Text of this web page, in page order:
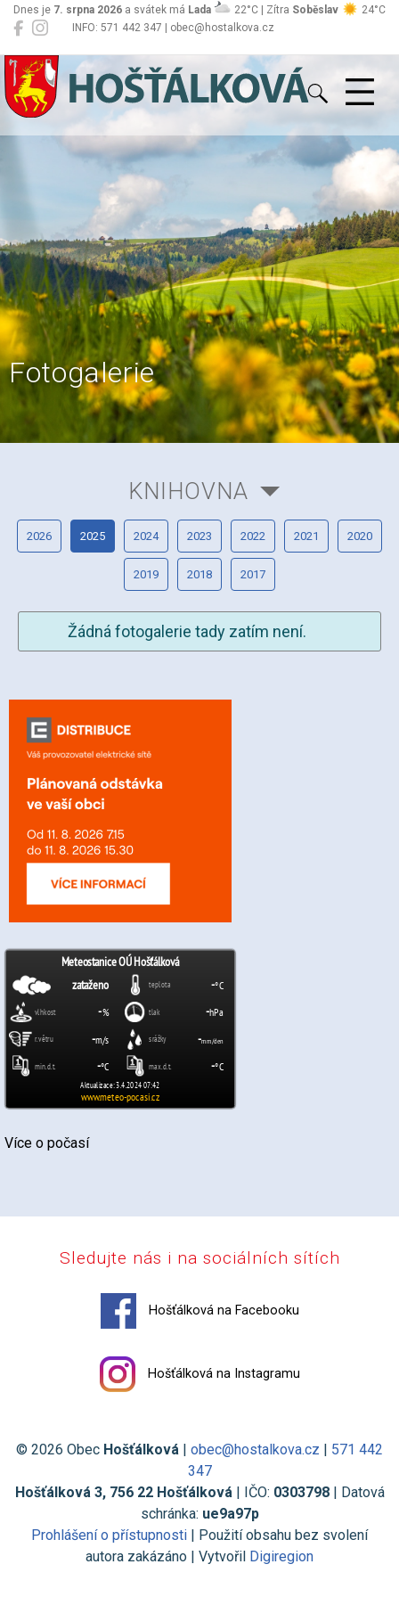
INFO: 571 442 347 | obec@hostalkova.cz
Dnes je 7. srpna 2026 a svátek má Lada 22°C | Zítra Soběslav 24°C
Hošťálková
Fotogalerie
Více o počasí
KNIHOVNA
2026 2025 2024 2023 2022 2021 2020
2019 2018 2017
Žádná fotogalerie tady zatím není.
Sledujte nás i na sociálních sítích
Hošťálková na Facebooku
Hošťálková na Instagramu
© 2026 Obec Hošťálková | obec@hostalkova.cz | 571 442
347
Hošťálková 3, 756 22 Hošťálková| IČO: 0303798| Datová
schránka: ue9a97p
Prohlášení o přístupnosti | Použití obsahu bez svolení
autora zakázáno | Vytvořil Digiregion